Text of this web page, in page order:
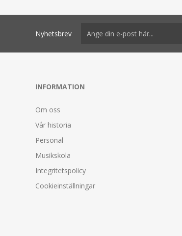
Nyhetsbrev
INFORMATION
Om oss
Vår historia
Personal
Musikskola
Integritetspolicy
Cookieinställningar